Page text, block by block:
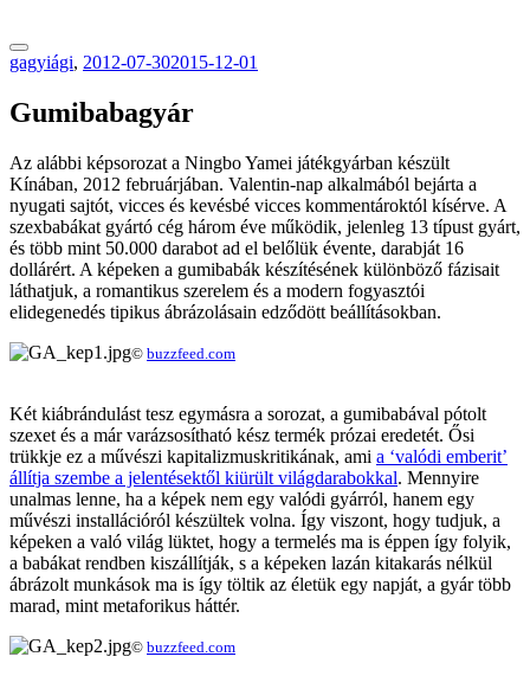
gagyiági, 2012-07-302015-12-01
Gumibabagyár
Az alábbi képsorozat a Ningbo Yamei játékgyárban készült
Kínában, 2012 februárjában. Valentin-nap alkalmából bejárta a
nyugati sajtót, vicces és kevésbé vicces kommentároktól kísérve. A
szexbabákat gyártó cég három éve működik, jelenleg 13 típust gyárt,
és több mint 50.000 darabot ad el belőlük évente, darabját 16
dollárért. A képeken a gumibabák készítésének különböző fázisait
láthatjuk, a romantikus szerelem és a modern fogyasztói
elidegenedés tipikus ábrázolásain edződött beállításokban.
© buzzfeed.com
Két kiábrándulást tesz egymásra a sorozat, a gumibabával pótolt
szexet és a már varázsosítható kész termék prózai eredetét. Ősi
trükkje ez a művészi kapitalizmuskritikának, ami a ‘valódi emberit’
állítja szembe a jelentésektől kiürült világdarabokkal. Mennyire
unalmas lenne, ha a képek nem egy valódi gyárról, hanem egy
művészi installációról készültek volna. Így viszont, hogy tudjuk, a
képeken a való világ lüktet, hogy a termelés ma is éppen így folyik,
a babákat rendben kiszállítják, s a képeken lazán kitakarás nélkül
ábrázolt munkások ma is így töltik az életük egy napját, a gyár több
marad, mint metaforikus háttér.
© buzzfeed.com